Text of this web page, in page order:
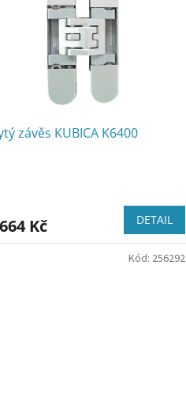
závěs KUBICA K6400
664 Kč DETAIL
Kód: 256292